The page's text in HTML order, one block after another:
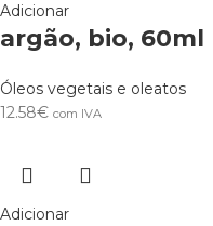
Adicionar
argão, bio, 60ml
Óleos vegetais e oleatos
12.58€ com IVA
Adicionar